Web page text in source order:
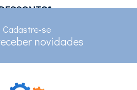
Cadastre-se
novidades